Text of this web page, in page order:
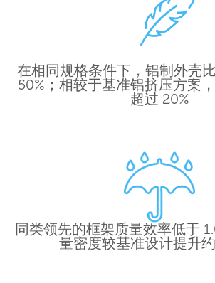
在相同规格条件下，铝制外壳
50%；相较于基准铝挤压方案
超过 20%
同类领先的框架质量效率低于
量密度较基准设计提升约